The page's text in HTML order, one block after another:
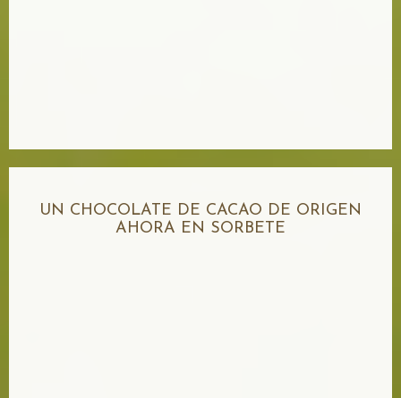
UN CHOCOLATE DE CACAO DE ORIGEN
AHORA EN SORBETE